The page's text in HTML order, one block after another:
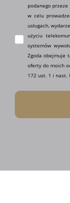
podanego
w celu
usługach,
użyciu
systemów
Zgoda obejmuje
oferty do moich
172 ust. 1 i nast.